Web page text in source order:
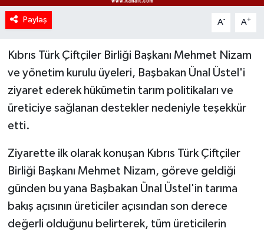
Paylaş A- A+
Kıbrıs Türk Çiftçiler Birliği Başkanı Mehmet Nizam
ve yönetim kurulu üyeleri, Başbakan Ünal Üstel'i
ziyaret ederek hükümetin tarım politikaları ve
üreticiye sağlanan destekler nedeniyle teşekkür
etti.
Ziyarette ilk olarak konuşan Kıbrıs Türk Çiftçiler
Birliği Başkanı Mehmet Nizam, göreve geldiği
günden bu yana Başbakan Ünal Üstel'in tarıma
bakış açısının üreticiler açısından son derece
değerli olduğunu belirterek, tüm üreticilerin